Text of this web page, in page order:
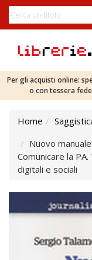
Per gli acquisti online:
o con tessera
Home
Nuovo
Comunicare la
digitali e sociali